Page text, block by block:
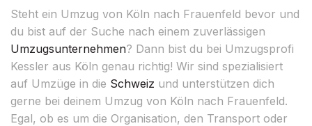
Steht ein Umzug von Köln nach Frauenfeld bevor und
du bist auf der Suche nach einem zuverlässigen
Umzugsunternehmen? Dann bist du bei Umzugsprofi
Kessler aus Köln genau richtig! Wir sind spezialisiert
auf Umzüge in die Schweiz und unterstützen dich
gerne bei deinem Umzug von Köln nach Frauenfeld.
Egal, ob es um die Organisation, den Transport oder